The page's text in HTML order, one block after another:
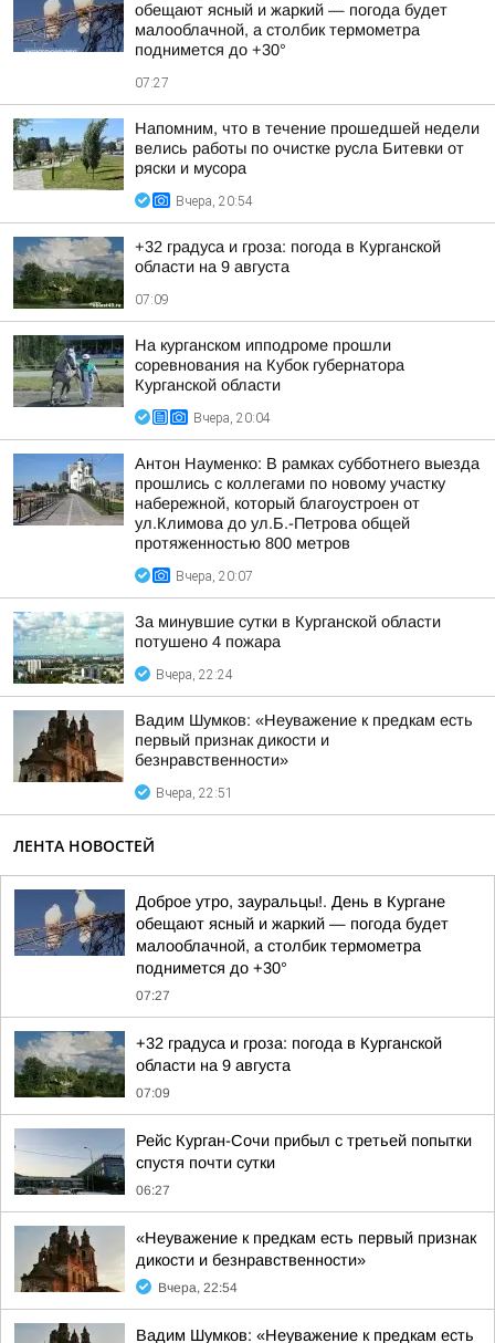
обещают ясный и жаркий — погода будет
малооблачной, а столбик термометра
поднимется до +30°
07:27
Напомним, что в течение прошедшей недели
велись работы по очистке русла Битевки от
ряски и мусора
Вчера, 20:54
+32 градуса и гроза: погода в Курганской
области на 9 августа
07:09
На курганском ипподроме прошли
соревнования на Кубок губернатора
Курганской области
Вчера, 20:04
Антон Науменко: В рамках субботнего выезда
прошлись с коллегами по новому участку
набережной, который благоустроен от
ул.Климова до ул.Б.-Петрова общей
протяженностью 800 метров
Вчера, 20:07
За минувшие сутки в Курганской области
потушено 4 пожара
Вчера, 22:24
Вадим Шумков: «Неуважение к предкам есть
первый признак дикости и
безнравственности»
Вчера, 22:51
ЛЕНТА НОВОСТЕЙ
Доброе утро, зауральцы!. День в Кургане
обещают ясный и жаркий — погода будет
малооблачной, а столбик термометра
поднимется до +30°
07:27
+32 градуса и гроза: погода в Курганской
области на 9 августа
07:09
Рейс Курган-Сочи прибыл с третьей попытки
спустя почти сутки
06:27
«Неуважение к предкам есть первый признак
дикости и безнравственности»
Вчера, 22:54
Вадим Шумков: «Неуважение к предкам есть